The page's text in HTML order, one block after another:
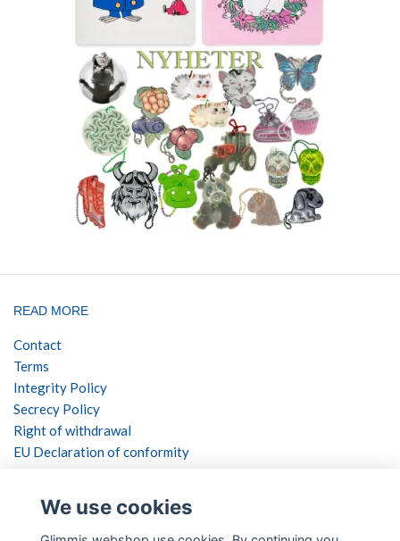
READ MORE
Contact
Terms
Integrity Policy
Secrecy Policy
Right of withdrawal
EU Declaration of conformity
SOCIAL NETWORKS
We use cookies